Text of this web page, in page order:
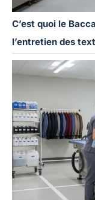
C’est quoi le
l’entretien des